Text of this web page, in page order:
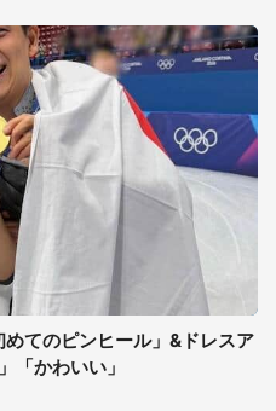
めてのピンヒール」&ドレスア
「かわいい」